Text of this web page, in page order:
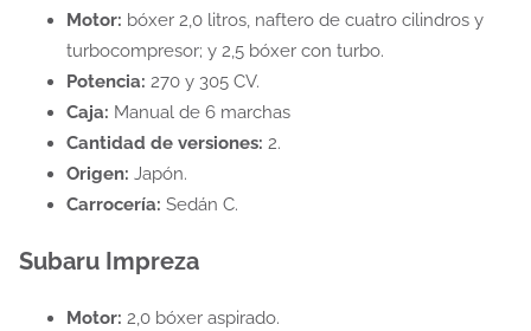
Motor: bóxer 2,0 litros, naftero de cuatro cilindros y
turbocompresor; y 2,5 bóxer con turbo.
Potencia: 270 y 305 CV.
Caja: Manual de 6 marchas
Cantidad de versiones: 2.
Origen: Japón.
Carrocería: Sedán C.
Subaru Impreza
Motor: 2,0 bóxer aspirado.